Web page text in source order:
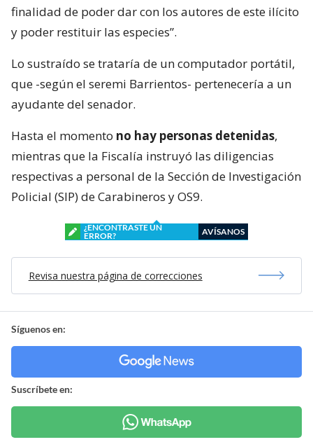
finalidad de poder dar con los autores de este ilícito
y poder restituir las especies”.
Lo sustraído se trataría de un computador portátil,
que -según el seremi Barrientos- pertenecería a un
ayudante del senador.
Hasta el momento no hay personas detenidas,
mientras que la Fiscalía instruyó las diligencias
respectivas a personal de la Sección de Investigación
Policial (SIP) de Carabineros y OS9.
¿ENCONTRASTE UN
ERROR?
AVÍSANOS
Revisa nuestra página de correcciones
Síguenos en:
Suscríbete en: